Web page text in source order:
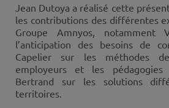
Jean Dutoya a réalisé cette
les contributions des différentes
Groupe Amnyos, notamment
l’anticipation des besoins de
Capelier sur les méthodes
employeurs et les pédagogies
Bertrand sur les solutions
territoires.